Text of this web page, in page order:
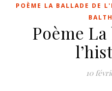
POÈME LA BALLADE DE
Poème
10